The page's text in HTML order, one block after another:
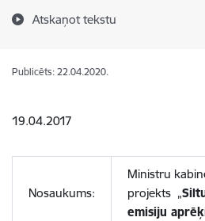
Atskaņot tekstu
Publicēts: 22.04.2020.
19.04.2017
Nosaukums:
Ministru
projekts „
emisiju